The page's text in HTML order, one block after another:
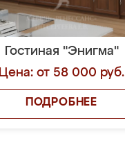
Гостиная "Энигма"
Цена: от 58 000 руб.
ПОДРОБНЕЕ